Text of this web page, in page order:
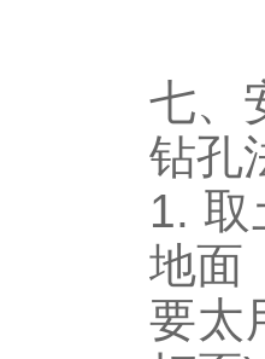
七、
钻孔
1.
地面
要太